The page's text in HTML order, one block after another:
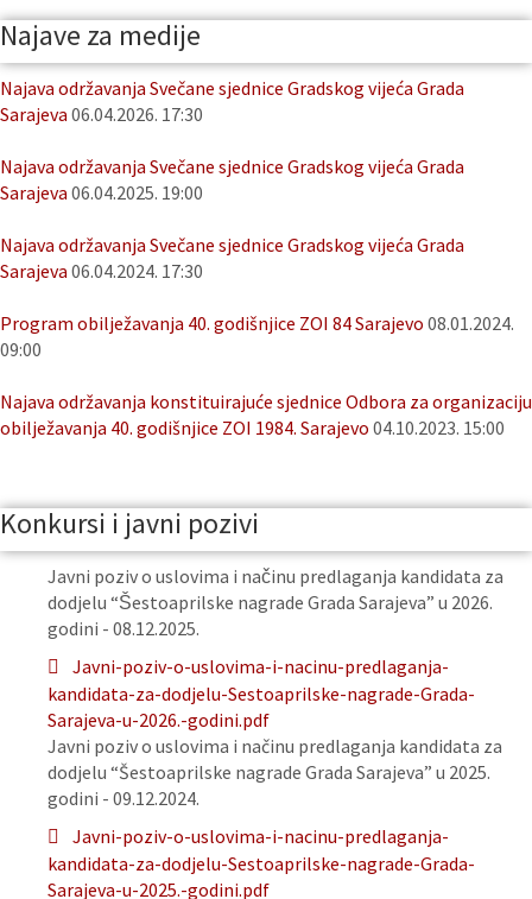
Najave za medije
Najava održavanja Svečane sjednice Gradskog vijeća Grada
Sarajeva 06.04.2026. 17:30
Najava održavanja Svečane sjednice Gradskog vijeća Grada
Sarajeva 06.04.2025. 19:00
Najava održavanja Svečane sjednice Gradskog vijeća Grada
Sarajeva 06.04.2024. 17:30
Program obilježavanja 40. godišnjice ZOI 84 Sarajevo 08.01.2024.
09:00
Najava održavanja konstituirajuće sjednice Odbora za organizaciju
obilježavanja 40. godišnjice ZOI 1984. Sarajevo 04.10.2023. 15:00
Konkursi i javni pozivi
Javni poziv o uslovima i načinu predlaganja kandidata za
dodjelu “Šestoaprilske nagrade Grada Sarajeva” u 2026.
godini - 08.12.2025.
Javni-poziv-o-uslovima-i-nacinu-predlaganja-
kandidata-za-dodjelu-Sestoaprilske-nagrade-Grada-
Sarajeva-u-2026.-godini.pdf
Javni poziv o uslovima i načinu predlaganja kandidata za
dodjelu “Šestoaprilske nagrade Grada Sarajeva” u 2025.
godini - 09.12.2024.
Javni-poziv-o-uslovima-i-nacinu-predlaganja-
kandidata-za-dodjelu-Sestoaprilske-nagrade-Grada-
Sarajeva-u-2025.-godini.pdf